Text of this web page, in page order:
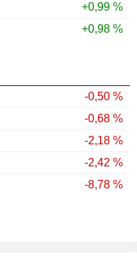
+0,99 %
+0,98 %
-0,50 %
-0,68 %
-2,18 %
-2,42 %
-8,78 %